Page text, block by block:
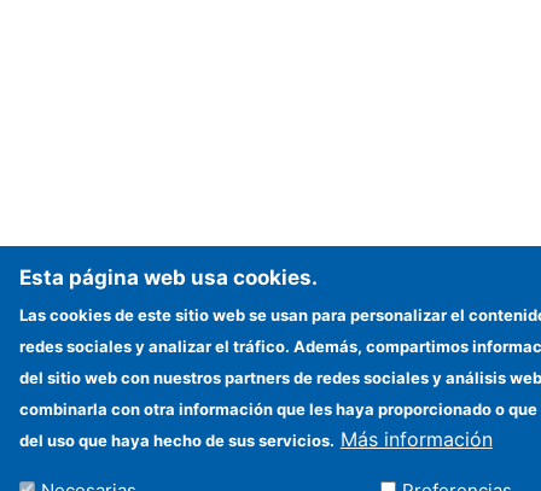
Esta página web usa cookies.
Las cookies de este sitio web se usan para personalizar el
redes sociales y analizar el tráfico. Además, compartimos
del sitio web con nuestros partners de redes sociales y análisis
combinarla con otra información que les haya proporcionado o
del uso que haya hecho de sus servicios. Más información